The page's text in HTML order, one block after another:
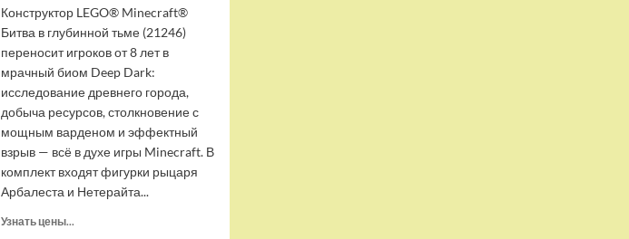
Конструктор LEGO® Minecraft®
Битва в глубинной тьме (21246)
переносит игроков от 8 лет в
мрачный биом Deep Dark:
исследование древнего города,
добыча ресурсов, столкновение с
мощным варденом и эффектный
взрыв — всё в духе игры Minecraft. В
комплект входят фигурки рыцаря
Арбалеста и Нетерайта...
Узнать цены...